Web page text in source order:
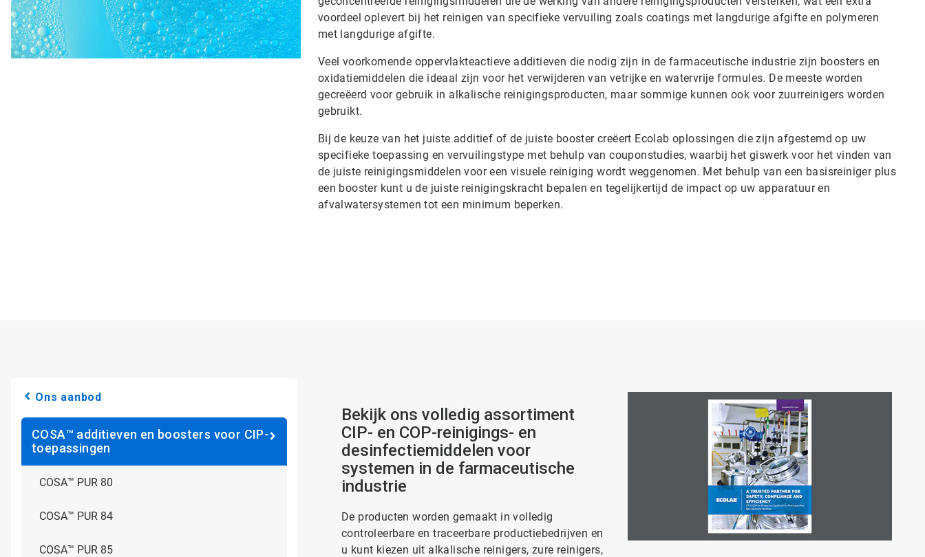
voordeel oplevert bij het reinigen van specifieke vervuiling zoals coatings met langdurige afgifte en polymeren
met langdurige afgifte.
Veel voorkomende oppervlakteactieve additieven die nodig zijn in de farmaceutische industrie zijn boosters en
oxidatiemiddelen die ideaal zijn voor het verwijderen van vetrijke en watervrije formules. De meeste worden
gecreëerd voor gebruik in alkalische reinigingsproducten, maar sommige kunnen ook voor zuurreinigers worden
gebruikt.
Bij de keuze van het juiste additief of de juiste booster creëert Ecolab oplossingen die zijn afgestemd op uw
specifieke toepassing en vervuilingstype met behulp van couponstudies, waarbij het giswerk voor het vinden van
de juiste reinigingsmiddelen voor een visuele reiniging wordt weggenomen. Met behulp van een basisreiniger plus
een booster kunt u de juiste reinigingskracht bepalen en tegelijkertijd de impact op uw apparatuur en
afvalwatersystemen tot een minimum beperken.
Ons aanbod
COSA™ additieven en boosters voor CIP-
toepassingen
COSA™ PUR 80
COSA™ PUR 84
COSA™ PUR 85
Bekijk ons volledig assortiment
CIP- en COP-reinigings- en
desinfectiemiddelen voor
systemen in de farmaceutische
industrie
De producten worden gemaakt in volledig
controleerbare en traceerbare productiebedrijven en
u kunt kiezen uit alkalische reinigers, zure reinigers,